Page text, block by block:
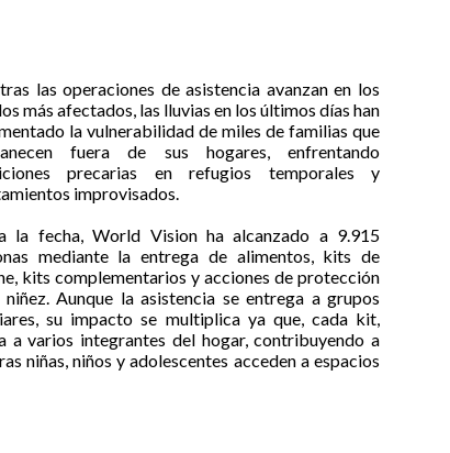
las operaciones de asistencia avanzan en los
más afectados, las lluvias en los últimos días han
la vulnerabilidad de miles de familias que
fuera de sus hogares, enfrentando
precarias en refugios temporales y
improvisados.
la fecha, World Vision ha alcanzado a 9.915
mediante la entrega de alimentos, kits de
kits complementarios y acciones de protección
Aunque la asistencia se entrega a grupos
su impacto se multiplica ya que, cada kit,
a varios integrantes del hogar, contribuyendo a
niñas, niños y adolescentes acceden a espacios